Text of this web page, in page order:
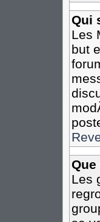
Qui
Les
but
Les